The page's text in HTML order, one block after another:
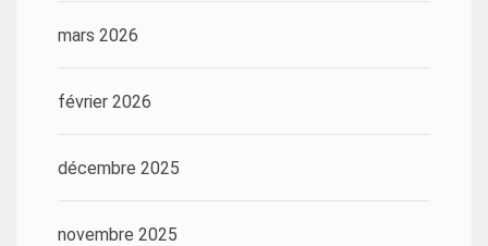
mars 2026
février 2026
décembre 2025
novembre 2025